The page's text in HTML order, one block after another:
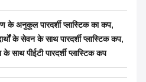
के अनुकूल पारदर्शी प्लास्टिक का कप,
के सेवन के साथ पारदर्शी प्लास्टिक कप,
साथ पीईटी पारदर्शी प्लास्टिक कप